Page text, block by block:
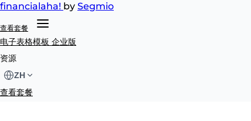
financialaha! by Segmio
查看套餐
电子表格模板 企业版
资源
ZH
查看套餐
自由职业者发票